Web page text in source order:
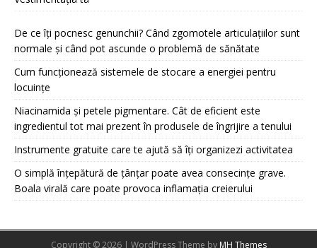
De ce îți pocnesc genunchii? Când zgomotele articulațiilor sunt
normale și când pot ascunde o problemă de sănătate
Cum funcționează sistemele de stocare a energiei pentru
locuințe
Niacinamida și petele pigmentare. Cât de eficient este
ingredientul tot mai prezent în produsele de îngrijire a tenului
Instrumente gratuite care te ajută să îți organizezi activitatea
O simplă înțepătură de țânțar poate avea consecințe grave.
Boala virală care poate provoca inflamația creierului
Copyright © 2026 | WordPress Theme by MH Themes